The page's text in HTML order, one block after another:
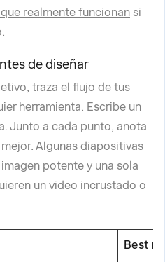
realmente funcionan si
de diseñar
traza el flujo de tus
herramienta. Escribe un
Junto a cada punto, anota
Algunas diapositivas
potente y una sola
un video incrustado o
Best